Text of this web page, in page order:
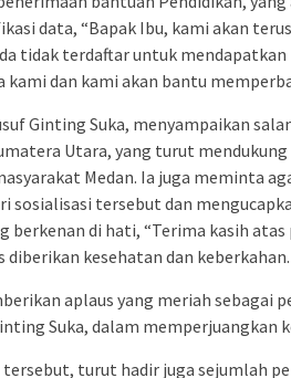
data, “Bapak Ibu, kami akan
tidak terdaftar untuk
kami dan kami akan bantu
Ginting Suka, menyampaikan
Utara, yang turut
Medan. Ia juga meminta
sosialisasi tersebut dan
berkenan di hati, “Terima kasih
kesehatan dan keberkahan.
aplaus yang meriah sebagai
Suka, dalam memperjuangkan
turut hadir juga sejumlah